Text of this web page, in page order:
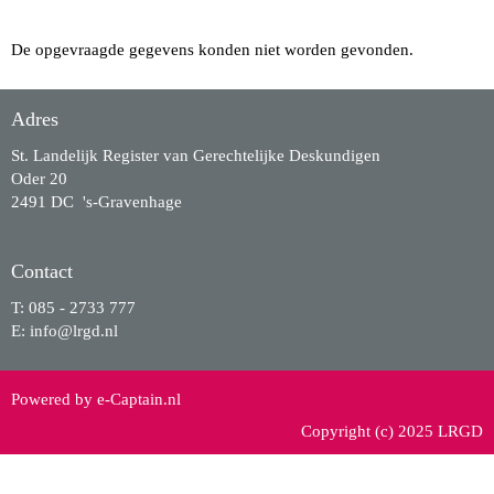
De opgevraagde gegevens konden niet worden gevonden.
Adres
St. Landelijk Register van Gerechtelijke Deskundigen
Oder 20
2491 DC 's-Gravenhage
Contact
T: 085 - 2733 777
E: ofni@lrgd.nl
Powered by e-Captain.nl
Copyright (c) 2025 LRGD